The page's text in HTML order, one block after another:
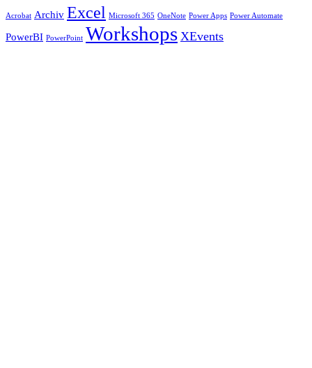
Acrobat Archiv Excel Microsoft 365 OneNote Power Apps Power Automate
PowerBI PowerPoint Workshops XEvents